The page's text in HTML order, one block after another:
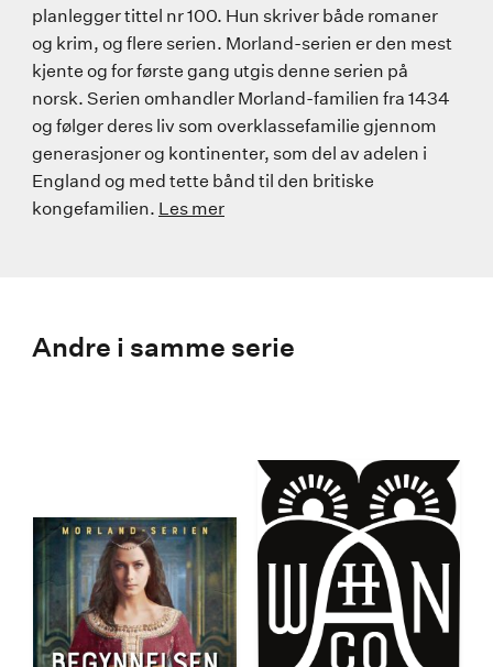
planlegger tittel nr 100. Hun skriver både romaner
og krim, og flere serien. Morland-serien er den mest
kjente og for første gang utgis denne serien på
norsk. Serien omhandler Morland-familien fra 1434
og følger deres liv som overklassefamilie gjennom
generasjoner og kontinenter, som del av adelen i
England og med tette bånd til den britiske
kongefamilien. Les mer
Andre i samme serie